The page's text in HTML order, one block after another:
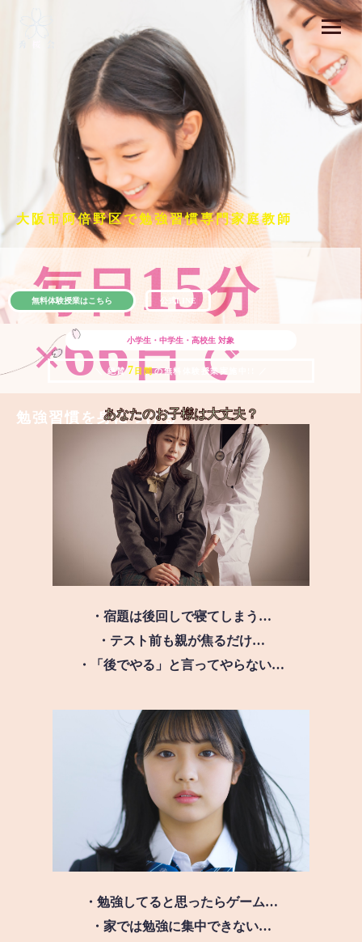
大阪市阿倍野区で勉強習慣専門家庭教師
毎日15分
×66日で
勉強習慣を身につける
小学生・中学生・高校生 対象
＼ 絶賛 7 日間の無料体験授業実施中!! ／
無料体験授業はこちら 公式LINE
あなたのお子様は大丈夫？
・宿題は後回しで寝てしまう…
・テスト前も親が焦るだけ…
・「後でやる」と言ってやらない…
・勉強してると思ったらゲーム…
・家では勉強に集中できない…